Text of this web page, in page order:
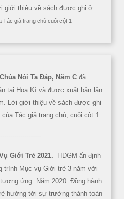
giới thiệu về sách được ghi ở
Tác giả trang chủ cuối cột 1
Nói Ta Đáp, Năm C đã
tại Hoa Kì và được xuất bản lần
Lời giới thiệu về sách được ghi
Tác giả trang chủ, cuối cột 1.
Giới Trẻ 2021.
HĐGM ấn định
trình Mục vụ Giới trẻ 3 năm với
ứng: Năm 2020: Đồng hành
hướng tới sự trưởng thành toàn